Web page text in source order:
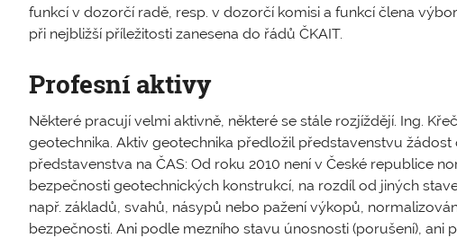
funkcí v dozorčí radě, resp. v dozorčí komisi a funkcí člena
při nejbližší příležitosti zanesena do řádů ČKAIT.
Profesní aktivy
Některé pracují velmi aktivně, některé se stále rozjíždějí. Ing.
geotechnika. Aktiv geotechnika předložil představenstvu
představenstva na ČAS: Od roku 2010 není v České republice
bezpečnosti geotechnických konstrukcí, na rozdíl od jiných
např. základů, svahů, násypů nebo pažení výkopů,
bezpečnosti. Ani podle mezního stavu únosnosti (porušení), ani